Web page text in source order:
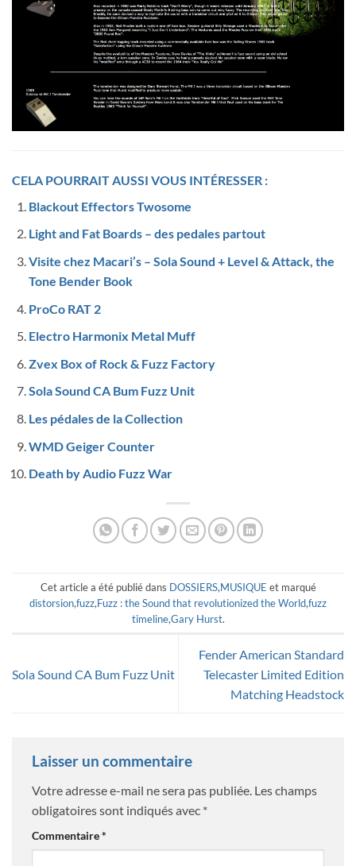
CELA POURRAIT AUSSI VOUS INTÉRESSER :
Blackout Effectors Twosome
Light and Fat Boards – des pedales partout
Visite chez Macari’s – Sola Sound + Level & Attack, the
Tone Bender Book
ProCo RAT 2
Electro Harmonix Metal Muff
Zvex Box of Rock & Fuzz Factory
Sola Sound CA Bum Fuzz Unit
Les pédales de la Collection
WMD Geiger Counter
Death by Audio Fuzz War
Cet article a été publié dans DOSSIERS,MUSIQUE et marqué
distorsion,fuzz,Fuzz : the Sound that revolutionized the World,fuzz
timeline,Gary Hurst.
Sola Sound CA Bum Fuzz Unit
Fender American Standard
Telecaster Limited Edition
Matching Headstock
Laisser un commentaire
Votre adresse e-mail ne sera pas publiée. Les champs
obligatoires sont indiqués avec *
Commentaire*